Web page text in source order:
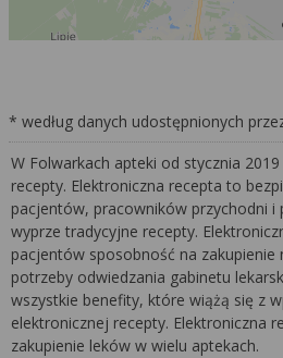
* według danych udostępnionych
W Folwarkach apteki od stycznia
recepty. Elektroniczna recepta to
pacjentów, pracowników przychodni
wyprze tradycyjne recepty.
pacjentów sposobność na zakupienie
potrzeby odwiedzania gabinetu
wszystkie benefity, które wiążą się z
elektronicznej recepty. Elektroniczna
zakupienie leków w wielu aptekach.